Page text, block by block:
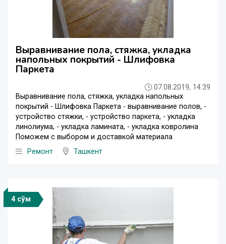
Выравнивание пола, стяжка, укладка
напольных покрытий - Шлифовка
Паркета
07.08.2019, 14:39
Выравнивание пола, стяжка, укладка напольных
покрытий - Шлифовка Паркета - выравнивание полов, -
устройство стяжки, - устройство паркета, - укладка
линолиума, - укладка ламината, - укладка ковролина
Поможем с выбором и доставкой материала
Ремонт
Ташкент
4 сўм